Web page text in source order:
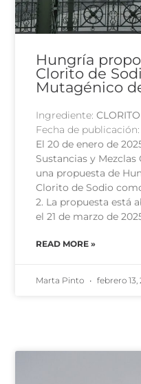
Hungría
Clorito de
Mutagénico
Ingrediente:
Fecha de
El 20 de enero de
Sustancias y
una propuesta de
Clorito de Sodio
2. La propuesta está
el 21 de marzo de
READ MORE »
Marta Pinto febrero 13,